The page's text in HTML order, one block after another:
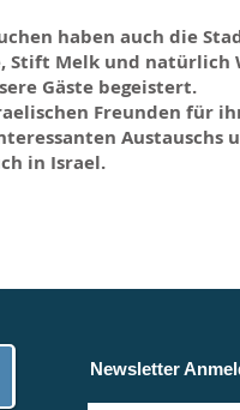
haben auch die
Stift Melk und natürlich
Gäste begeistert.
Freunden für
Austauschs
in Israel.
Newsletter